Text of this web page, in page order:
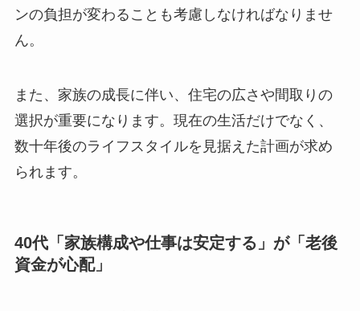
ンの負担が変わることも考慮しなければなりませ
ん。
また、家族の成長に伴い、住宅の広さや間取りの
選択が重要になります。現在の生活だけでなく、
数十年後のライフスタイルを見据えた計画が求め
られます。
40代「家族構成や仕事は安定する」が「老後
資金が心配」